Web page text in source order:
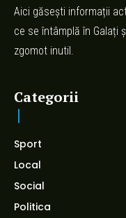
Aici găsești informații
ce se întâmplă în Galați
zgomot inutil.
Categorii
Sport
Local
Social
Politica